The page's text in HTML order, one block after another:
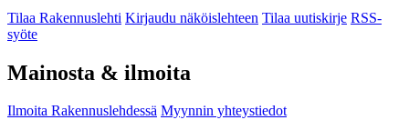
Tilaa Rakennuslehti Kirjaudu näköislehteen Tilaa uutiskirje RSS-
syöte
Mainosta & ilmoita
Ilmoita Rakennuslehdessä Myynnin yhteystiedot